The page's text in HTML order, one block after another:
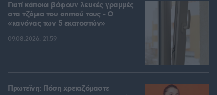
Γιατί κάποιοι βάφουν λευκές γραμμές
στα τζάμια του σπιτιού τους - Ο
«κανόνας των 5 εκατοστών»
09.08.2026, 21:59
Πρωτεΐνη: Πόση χρειαζόμαστε